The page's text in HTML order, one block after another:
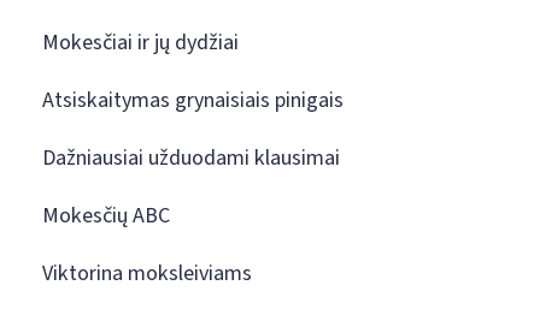
Mokesčiai ir jų dydžiai
Atsiskaitymas grynaisiais pinigais
Dažniausiai užduodami klausimai
Mokesčių ABC
Viktorina moksleiviams